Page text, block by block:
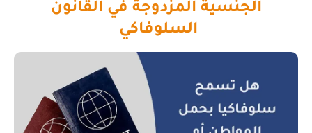
الجنسية المزدوجة في القانون
السلوفاكي